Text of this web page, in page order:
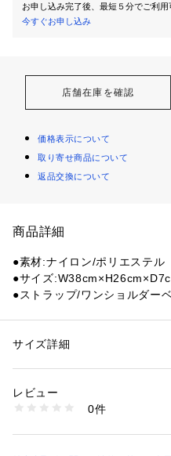
お申し込み完了後、最短５分でご利用
今すぐお申し込み
店舗在庫を確認
価格表示について
取り寄せ商品について
返品交換について
商品詳細
●素材:ナイロン/ポリエステル
●サイズ
●ストラップ/ワンショルダー
●デイリーユースからアウト
●ジッパー開閉式のメインコン
●背面にスリーブポケット2つ
性別：レディース
商品番号：
10882678101 （ショップ）
サイズ詳細
レビュー
0件